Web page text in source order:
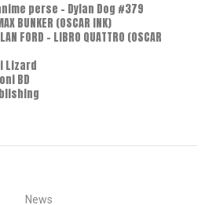
perse - Dylan Dog #379
BUNKER (OSCAR INK)
FORD – LIBRO QUATTRO (OSCAR
Lizard
BD
News